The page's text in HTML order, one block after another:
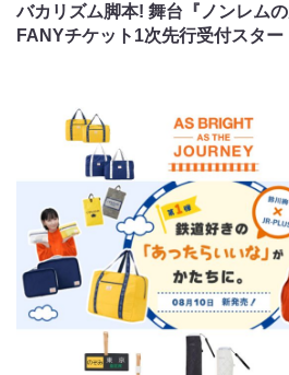
バカリズム脚本! 舞台『ノンレム
FANYチケット1次先行受付スタ